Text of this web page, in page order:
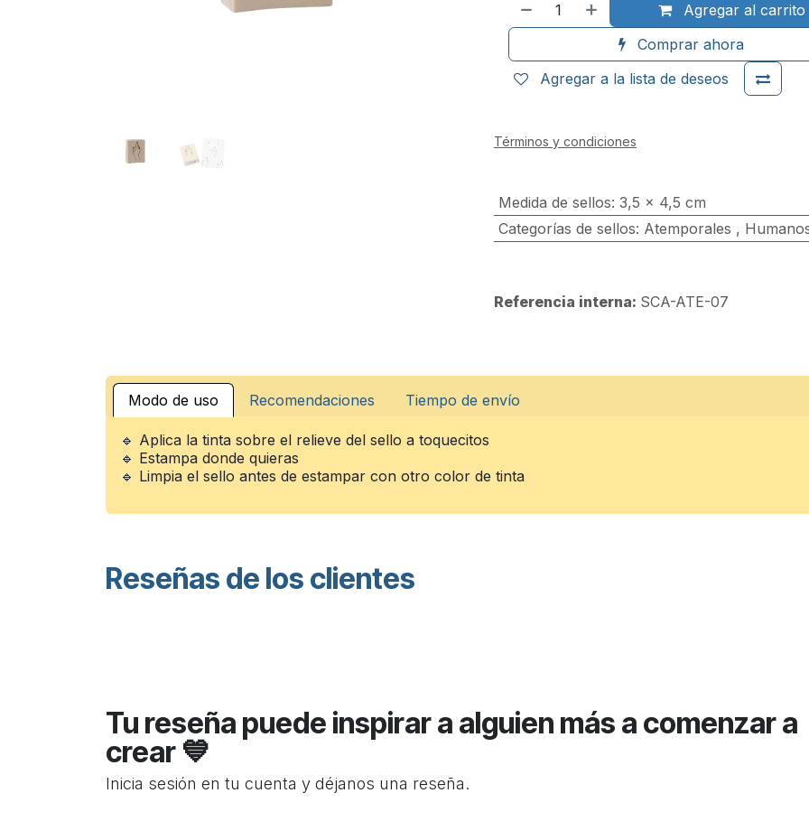
Agregar al carrito
Comprar ahora
Agregar a la lista de deseos
Términos y condiciones
Medida de sellos: 3,5 x 4,5 cm
Categorías de sellos: Atemporales ,
Referencia interna: SCA-ATE-07
Modo de uso Recomendaciones Tiempo de envío
🔹 Aplica la tinta sobre el relieve del sello a toquecitos
🔹 Estampa donde quieras
🔹 Limpia el sello antes de estampar con otro color de tinta
Reseñas de los clientes
Tu reseña puede inspirar a alguien más a comenzar a
crear 💙
Inicia sesión en tu cuenta y déjanos una reseña.